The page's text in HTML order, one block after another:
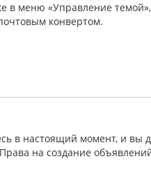
в меню «Управление
конвертом.
в настоящий момент, и вы
на создание